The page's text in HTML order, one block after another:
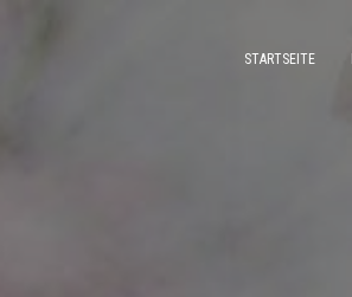
STARTSEITE